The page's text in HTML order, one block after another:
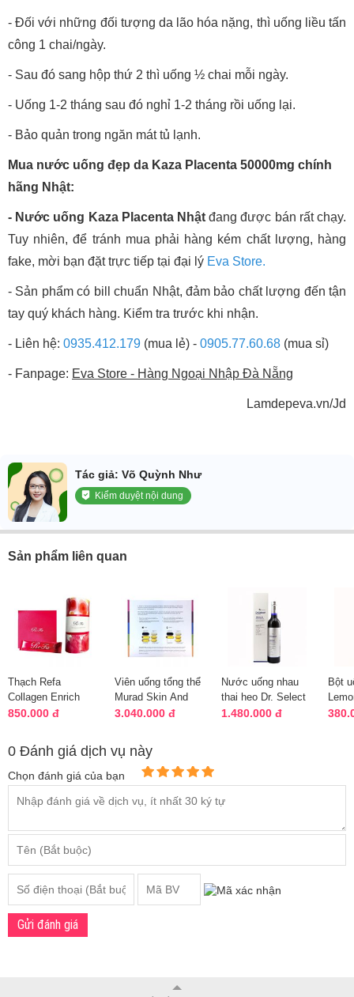
- Đối với những đối tượng da lão hóa nặng, thì uống liều tấn
công 1 chai/ngày.
- Sau đó sang hộp thứ 2 thì uống ½ chai mỗi ngày.
- Uống 1-2 tháng sau đó nghỉ 1-2 tháng rồi uống lại.
- Bảo quản trong ngăn mát tủ lạnh.
Mua nước uống đẹp da Kaza Placenta 50000mg chính
hãng Nhật:
- Nước uống Kaza Placenta Nhậtđang được bán rất chạy.
Tuy nhiên, để tránh mua phải hàng kém chất lượng, hàng
fake, mời bạn đặt trực tiếp tại đại lý Eva Store.
- Sản phẩm có bill chuẩn Nhật, đảm bảo chất lượng đến tận
tay quý khách hàng. Kiểm tra trước khi nhận.
- Liên hệ: 0935.412.179 (mua lẻ) - 0905.77.60.68 (mua sỉ)
- Fanpage: Eva Store - Hàng Ngoại Nhập Đà Nẵng
Lamdepeva.vn/Jd
Tác giả: Võ Quỳnh Như
Kiểm duyệt nội dung
Sản phẩm liên quan
Thạch Refa
Collagen Enrich
Jelly của Nhật Bản,
850.000 đ
Viên uống tổng thể
Murad Skin And
Body Wellness
3.040.000 đ
Nước uống nhau
thai heo Dr. Select
Placenta Drink
1.480.000 đ
Bột
Hàn
0 Đánh giá dịch vụ này
Chọn đánh giá của bạn
Gửi đánh giá